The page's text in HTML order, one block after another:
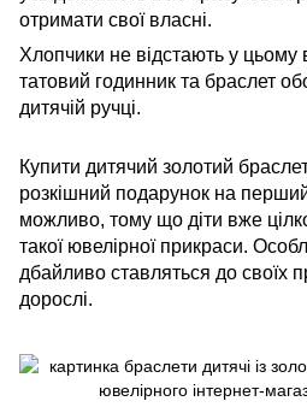
отримати свої власні.
Хлопчики не відстають у цьому
татовий годинник та браслет
дитячій ручці.
Купити дитячий золотий
розкішний подарунок на
можливо, тому що діти вже
такої ювелірної прикраси.
дбайливо ставляться до своїх
дорослі.